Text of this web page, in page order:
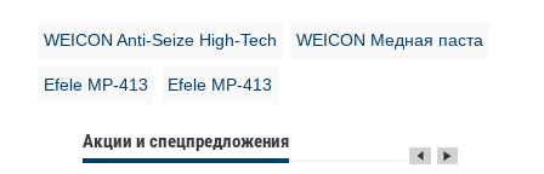
WEICON Anti-Seize High-Tech WEICON Медная паста
Efele MP-413 Efele MP-413
Акции и спецпредложения